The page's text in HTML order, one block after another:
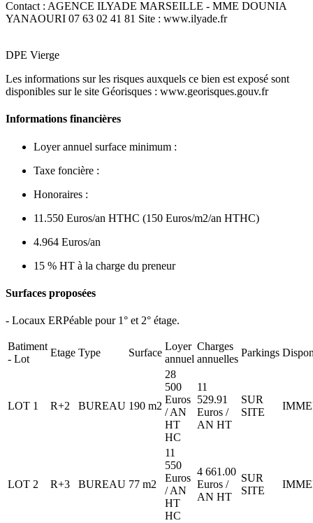
Contact : AGENCE ILYADE MARSEILLE - MME DOUNIA
YANAOURI 07 63 02 41 81 Site : www.ilyade.fr
DPE Vierge
Les informations sur les risques auxquels ce bien est exposé sont
disponibles sur le site Géorisques : www.georisques.gouv.fr
Informations financières
Loyer annuel surface minimum :
Taxe foncière :
Honoraires :
11.550 Euros/an HTHC (150 Euros/m2/an HTHC)
4.964 Euros/an
15 % HT à la charge du preneur
Surfaces proposées
- Locaux ERPéable pour 1° et 2° étage.
Batiment
- Lot
Etage Type Surface
Loyer
annuel
Charges
annuelles
Parkings
LOT 1 R+2 BUREAU 190 m2
28
500
Euros
/ AN
HT
HC
11
529.91
Euros /
AN HT
SUR
SITE
LOT 2 R+3 BUREAU 77 m2
11
550
Euros
/ AN
HT
HC
4 661.00
Euros /
AN HT
SUR
SITE